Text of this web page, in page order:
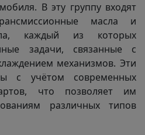
В эту группу входят
масла и
каждый из которых
задачи, связанные с
механизмов. Эти
с учётом современных
что позволяет им
различных типов